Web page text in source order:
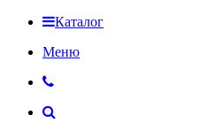
Каталог
Меню